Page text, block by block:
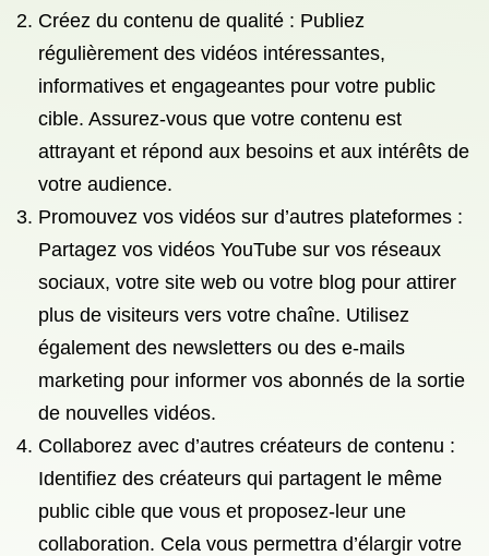
Créez du contenu de qualité : Publiez
régulièrement des vidéos intéressantes,
informatives et engageantes pour votre public
cible. Assurez-vous que votre contenu est
attrayant et répond aux besoins et aux intérêts de
votre audience.
Promouvez vos vidéos sur d’autres plateformes :
Partagez vos vidéos YouTube sur vos réseaux
sociaux, votre site web ou votre blog pour attirer
plus de visiteurs vers votre chaîne. Utilisez
également des newsletters ou des e-mails
marketing pour informer vos abonnés de la sortie
de nouvelles vidéos.
Collaborez avec d’autres créateurs de contenu :
Identifiez des créateurs qui partagent le même
public cible que vous et proposez-leur une
collaboration. Cela vous permettra d’élargir votre